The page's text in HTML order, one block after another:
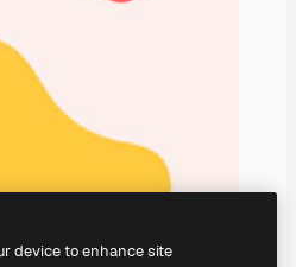
device to enhance site